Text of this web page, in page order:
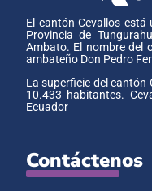
El cantón Cevallos
Provincia de
Ambato. El nombre del
ambateño Don Pedro
La superficie del cantón
10.433 habitantes.
Ecuador
Contáctenos